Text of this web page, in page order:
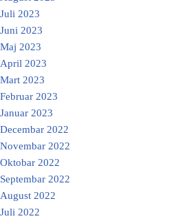
Juli 2023
Juni 2023
Maj 2023
April 2023
Mart 2023
Februar 2023
Januar 2023
Decembar 2022
Novembar 2022
Oktobar 2022
Septembar 2022
August 2022
Juli 2022